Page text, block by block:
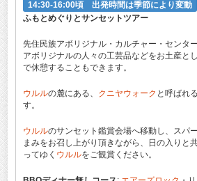
14:30-16:00頃 出発時間は季節により変動
ふもとめぐりとサンセットツアー
先住民族アボリジナル・カルチャー・センタ
アボリジナルの人々の工芸品などをお土産と
で休憩することもできます。
ウルルの麓にある、 クニヤウォーク と呼ばれ
す。
ウルルのサンセット鑑賞会場へ移動し、スパ
まみをお召し上がり頂きながら、日の入りと
ってゆく ウルルをご観賞ください。